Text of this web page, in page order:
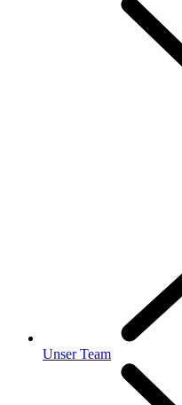
Unser Team